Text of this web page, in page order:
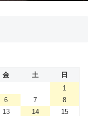
金 土
日
1
6 7
8
13 14
15